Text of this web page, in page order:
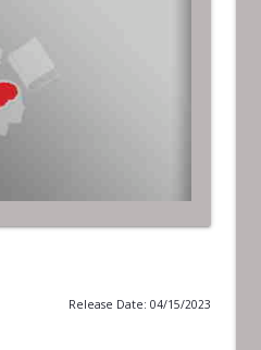
Release Date: 04/15/2023